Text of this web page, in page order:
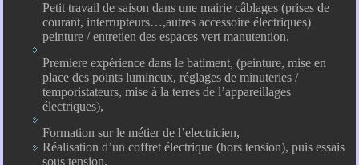
Petit travail de saison dans une mairie câblages (prises de
courant, interrupteurs…,autres accessoire électriques)
peinture / entretien des espaces vert manutention,
Premiere expérience dans le batiment, (peinture, mise en
place des points lumineux, réglages de minuteries /
temporistateurs, mise à la terres de l’appareillages
électriques),
Formation sur le métier de l’electricien,
Réalisation d’un coffret électrique (hors tension), puis essais
sous tension.